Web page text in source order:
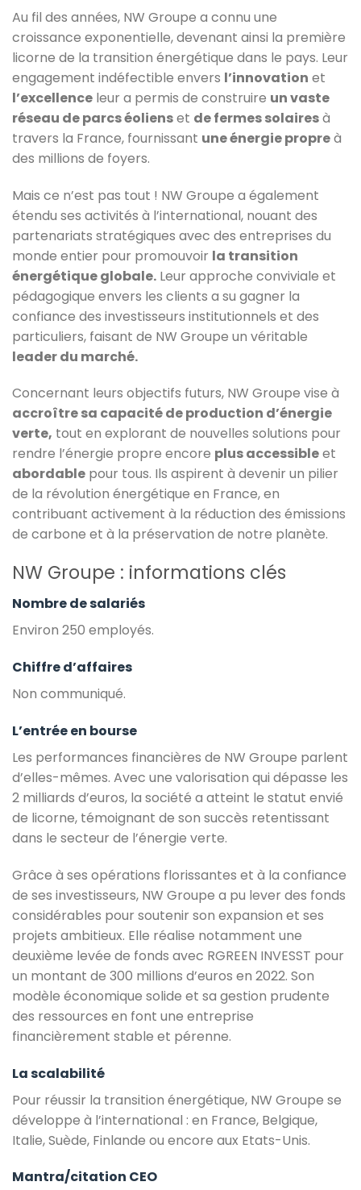
Au fil des années, NW Groupe a connu une
croissance exponentielle, devenant ainsi la première
licorne de la transition énergétique dans le pays. Leur
engagement indéfectible envers l’innovation et
l’excellence leur a permis de construire un vaste
réseau de parcs éolienset de fermes solairesà
travers la France, fournissant une énergie propreà
des millions de foyers.
Mais ce n’est pas tout ! NW Groupe a également
étendu ses activités à l’international, nouant des
partenariats stratégiques avec des entreprises du
monde entier pour promouvoir la transition
énergétique globale. Leur approche conviviale et
pédagogique envers les clients a su gagner la
confiance des investisseurs institutionnels et des
particuliers, faisant de NW Groupe un véritable
leader du marché.
Concernant leurs objectifs futurs, NW Groupe vise à
accroître sa capacité de production d’énergie
verte, tout en explorant de nouvelles solutions pour
rendre l’énergie propre encore plus accessibleet
abordable pour tous. Ils aspirent à devenir un pilier
de la révolution énergétique en France, en
contribuant activement à la réduction des émissions
de carbone et à la préservation de notre planète.
NW Groupe : informations clés
Nombre de salariés
Environ 250 employés.
Chiffre d’affaires
Non communiqué.
L’entrée en bourse
Les performances financières de NW Groupe parlent
d’elles-mêmes. Avec une valorisation qui dépasse les
2 milliards d’euros, la société a atteint le statut envié
de licorne, témoignant de son succès retentissant
dans le secteur de l’énergie verte.
Grâce à ses opérations florissantes et à la confiance
de ses investisseurs, NW Groupe a pu lever des fonds
considérables pour soutenir son expansion et ses
projets ambitieux. Elle réalise notamment une
deuxième levée de fonds avec RGREEN INVESST pour
un montant de 300 millions d’euros en 2022. Son
modèle économique solide et sa gestion prudente
des ressources en font une entreprise
financièrement stable et pérenne.
La scalabilité
Pour réussir la transition énergétique, NW Groupe se
développe à l’international : en France, Belgique,
Italie, Suède, Finlande ou encore aux Etats-Unis.
Mantra/citation CEO